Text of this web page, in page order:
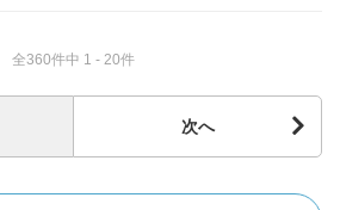
全360件中 1 - 20件
次へ